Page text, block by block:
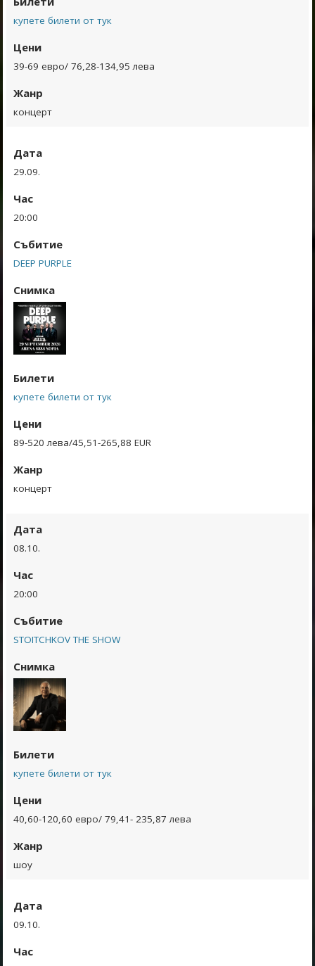
купете билети от тук
Цени
39-69 евро/ 76,28-134,95 лева
Жанр
концерт
Дата
29.09.
Час
20:00
Събитие
DEEP PURPLE
Снимка
Билети
купете билети от тук
Цени
89-520 лева/45,51-265,88 EUR
Жанр
концерт
Дата
08.10.
Час
20:00
Събитие
STOITCHKOV THE SHOW
Снимка
Билети
купете билети от тук
Цени
40,60-120,60 евро/ 79,41- 235,87 лева
Жанр
шоу
Дата
09.10.
Час